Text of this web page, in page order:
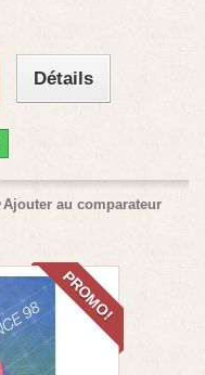
Détails
Ajouter au comparateur
PROMO!